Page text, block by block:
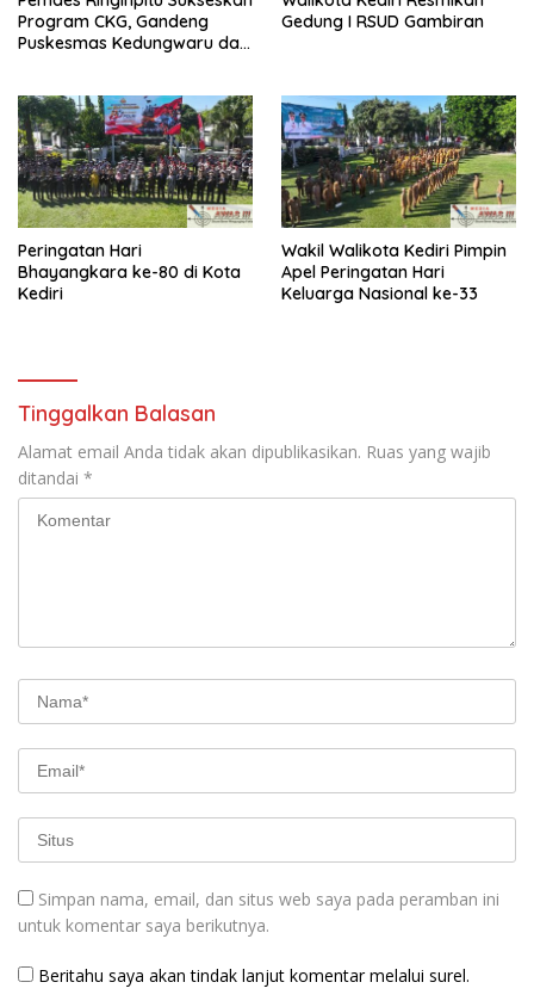
Program CKG, Gandeng
Puskesmas Kedungwaru dan
Gedung I RSUD Gambiran
Peringatan Hari
Bhayangkara ke-80 di Kota
Kediri
Wakil Walikota Kediri Pimpin
Apel Peringatan Hari
Keluarga Nasional ke-33
Tinggalkan Balasan
Alamat email Anda tidak akan dipublikasikan. Ruas yang wajib
ditandai *
Simpan nama, email, dan situs web saya pada peramban ini
untuk komentar saya berikutnya.
Beritahu saya akan tindak lanjut komentar melalui surel.